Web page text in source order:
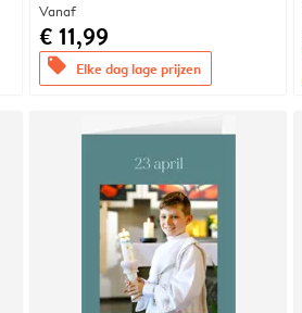
Vanaf
€ 11,99
offers Elke dag lage prijzen